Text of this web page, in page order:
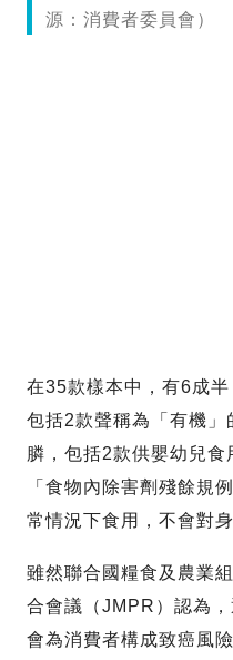
源：消費者委員會）
在35款樣本中，有6成半
包括2款聲稱為「有機
膦，包括2款供嬰幼兒
「食物內除害劑殘餘規
常情況下食用，不會對
雖然聯合國糧食及農業
合會議（JMPR）認為
會為消費者構成致癌風